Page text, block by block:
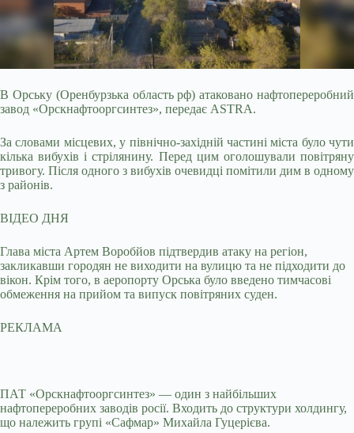
В Орську (Оренбурзька область рф) атаковано нафтопереробний
завод «Орскнафтооргсинтез», передає ASTRA.
За словами місцевих, у північно-західній частині міста було чути
кілька вибухів і стрілянину. Перед цим оголошували повітряну
тривогу. Після одного з вибухів очевидці помітили дим в одному
з районів.
ВІДЕО ДНЯ
Глава міста Артем Воробйов підтвердив атаку на регіон,
закликавши городян не виходити на вулицю та не підходити до
вікон. Крім того, в аеропорту Орська було введено тимчасові
обмеження на прийом та випуск повітряних суден.
РЕКЛАМА
ПАТ «Орскнафтооргсинтез» — один з найбільших
нафтопереробних заводів росії. Входить до структури холдингу,
що належить групі «Сафмар» Михайла Гуцерієва.